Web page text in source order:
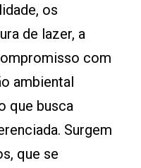
os
de lazer, a
com
ambiental
que busca
Surgem
que se